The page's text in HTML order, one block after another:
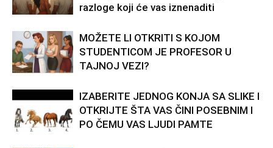
razloge koji će vas iznenaditi
MOŽETE LI OTKRITI S KOJOM
STUDENTICOM JE PROFESOR U
TAJNOJ VEZI?
IZABERITE JEDNOG KONJA SA SLIKE I
OTKRIJTE ŠTA VAS ČINI POSEBNIM I
PO ČEMU VAS LJUDI PAMTE